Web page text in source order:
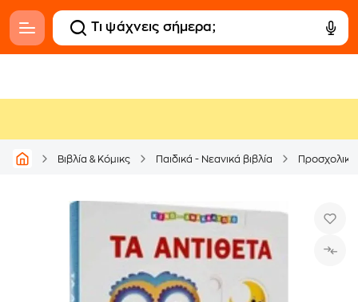
Βιβλία & Κόμικς Παιδικά - Νεανικά βιβλία Προσχολικά